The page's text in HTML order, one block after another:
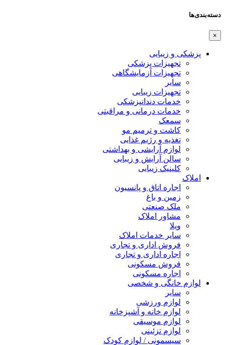
دسته‌بندی‌ها
×
پزشکی و زیبایی
تجهیزات پزشکی
تجهیزات آزمایشگاهی
سایر
تجهیزات زیبایی
خدمات دندانپزشکی
خدمات درمانی و مراقبتی
سمعک
کاشت و ترمیم مو
تغذیه و رژیم غذایی
لوازم آرایشی و بهداشتی
سالن آرایش و زیبایی
کلینیک زیبایی
املاک
اجاره اتاق و پانسیون
زمین و باغ
ملک صنعتی
مشاور املاک
ویلا
سایر خدمات املاک
فروش اداری و تجاری
اجاره اداری و تجاری
فروش مسکونی
اجاره مسکونی
لوازم خانگی و شخصی
سایر
لوازم ورزشی
لوازم خانه و آشپزخانه
لوازم موسیقی
لوازم تزئینی
سیسمونی / لوازم کودک